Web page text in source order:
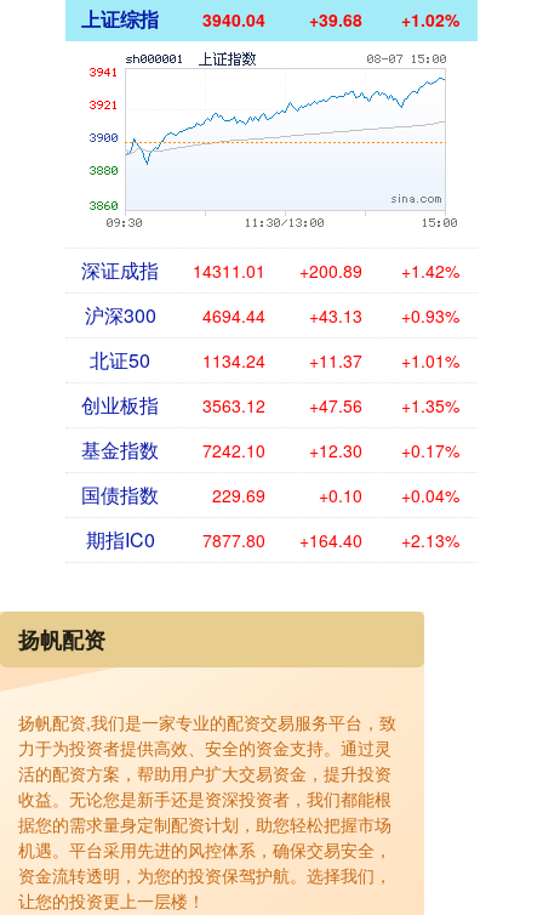
上证综指 3940.04 +39.68 +1.02%
深证成指 14311.01 +200.89 +1.42%
沪深300 4694.44 +43.13 +0.93%
北证50 1134.24 +11.37 +1.01%
创业板指 3563.12 +47.56 +1.35%
基金指数 7242.10 +12.30 +0.17%
国债指数 229.69 +0.10 +0.04%
期指IC0 7877.80 +164.40 +2.13%
扬帆配资
扬帆配资,我们是一家专业的配资交易服务平台，致
力于为投资者提供高效、安全的资金支持。通过灵
活的配资方案，帮助用户扩大交易资金，提升投资
收益。无论您是新手还是资深投资者，我们都能根
据您的需求量身定制配资计划，助您轻松把握市场
机遇。平台采用先进的风控体系，确保交易安全，
资金流转透明，为您的投资保驾护航。选择我们，
让您的投资更上一层楼！